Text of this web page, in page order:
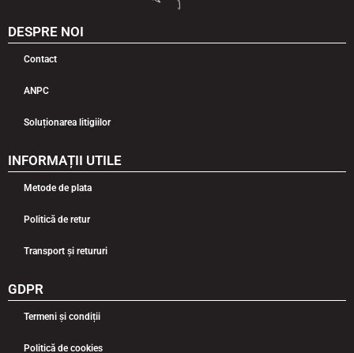
DESPRE NOI
Contact
ANPC
Soluționarea litigiilor
INFORMAȚII UTILE
Metode de plata
Politică de retur
Transport și retururi
GDPR
Termeni și condiții
Politică de cookies